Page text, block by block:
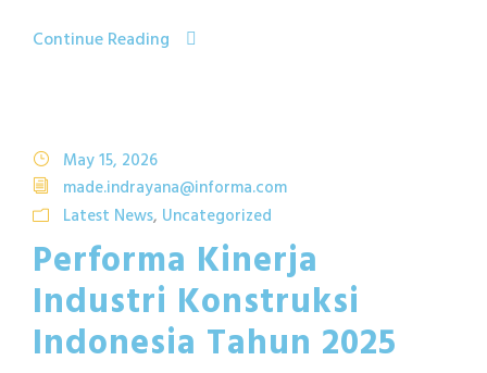
Continue Reading
May 15, 2026
made.indrayana@informa.com
Latest News, Uncategorized
Performa Kinerja
Industri Konstruksi
Indonesia Tahun 2025